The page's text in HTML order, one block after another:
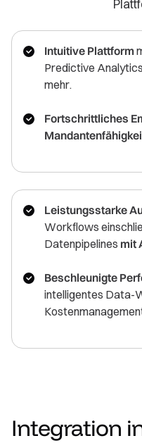
Intuitive Plattform
Predictive
mehr.
Fortschrittliches
Leistungsstarke
Workflows
Datenpipelines mit
Beschleunigte
intelligentes Data-
Integration